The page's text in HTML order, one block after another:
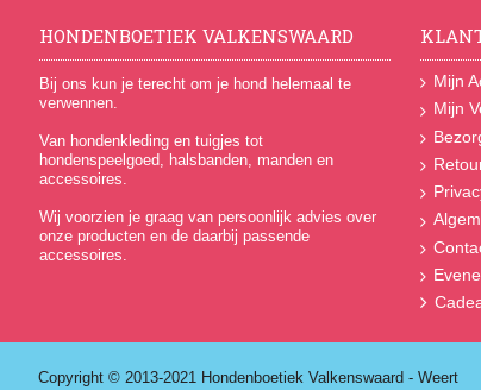
HONDENBOETIEK VALKENSWAARD
Bij ons kun je terecht om je hond helemaal te
verwennen.
Van hondenkleding en tuigjes tot
hondenspeelgoed, halsbanden, manden en
accessoires.
Wij voorzien je graag van persoonlijk advies over
onze producten en de daarbij passende
accessoires.
Mijn
Mijn
Copyright © 2013-2021 Hondenboetiek Valkenswaard - Weert